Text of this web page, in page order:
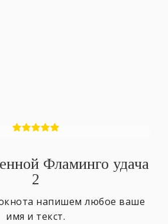
Фламинго удача
2
напишем любое ваше
имя и текст.